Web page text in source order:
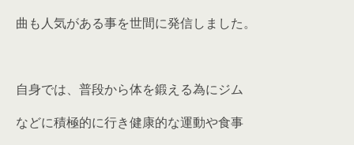
曲も人気がある事を世間に発信しました。
自身では、普段から体を鍛える為にジム
などに積極的に行き健康的な運動や食事